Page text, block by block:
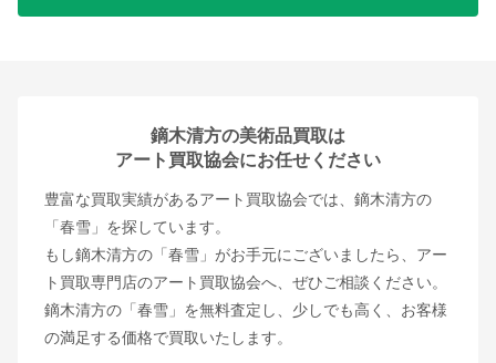
鏑木清方の美術品買取は
アート買取協会にお任せください
豊富な買取実績があるアート買取協会では、鏑木清方の
「春雪」を探しています。
もし鏑木清方の「春雪」がお手元にございましたら、アー
ト買取専門店のアート買取協会へ、ぜひご相談ください。
鏑木清方の「春雪」を無料査定し、少しでも高く、お客様
の満足する価格で買取いたします。